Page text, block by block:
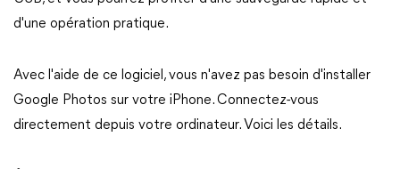
d'une opération pratique.
Avec l'aide de ce logiciel, vous n'avez pas besoin d'installer
Google Photos sur votre iPhone. Connectez-vous
directement depuis votre ordinateur. Voici les détails.